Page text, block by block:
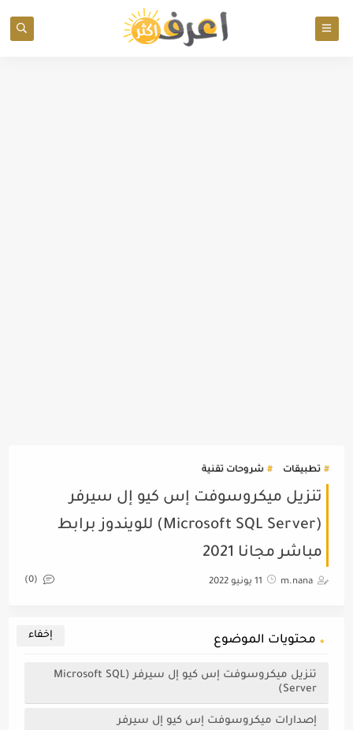
تطبيقات شروحات تقنية
تنزيل ميكروسوفت إس كيو إل سيرفر
(Microsoft SQL Server) للويندوز برابط
مباشر مجانا 2021
m.nana 11 يونيو 2022 (0)
محتويات الموضوع
تنزيل ميكروسوفت إس كيو إل سيرفر (Microsoft SQL
Server)
إصدارات ميكروسوفت إس كيو إل سيرفر